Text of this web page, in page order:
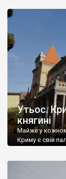
Утьос.
княгині
Майже у
Криму є свій